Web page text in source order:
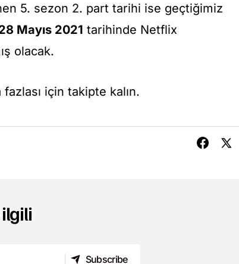
5. sezon 2. part tarihi ise geçtiğimiz
Mayıs 2021 tarihinde Netflix
olacak.
için takipte kalın.
Subscribe